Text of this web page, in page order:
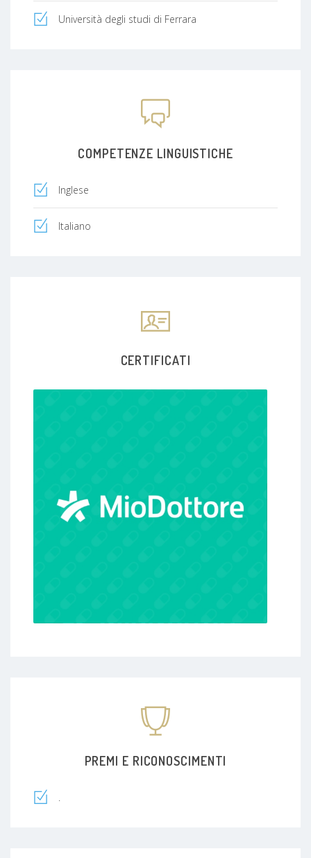
Università degli studi di Ferrara
COMPETENZE LINGUISTICHE
Inglese
Italiano
CERTIFICATI
PREMI E RICONOSCIMENTI
.